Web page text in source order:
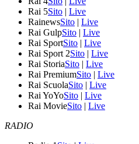
Rai 5Sito | Live
RainewsSito | Live
Rai GulpSito | Live
Rai SportSito | Live
Rai Sport 2Sito | Live
Rai StoriaSito | Live
Rai PremiumSito | Live
Rai ScuolaSito | Live
Rai YoYoSito | Live
Rai MovieSito | Live
RADIO